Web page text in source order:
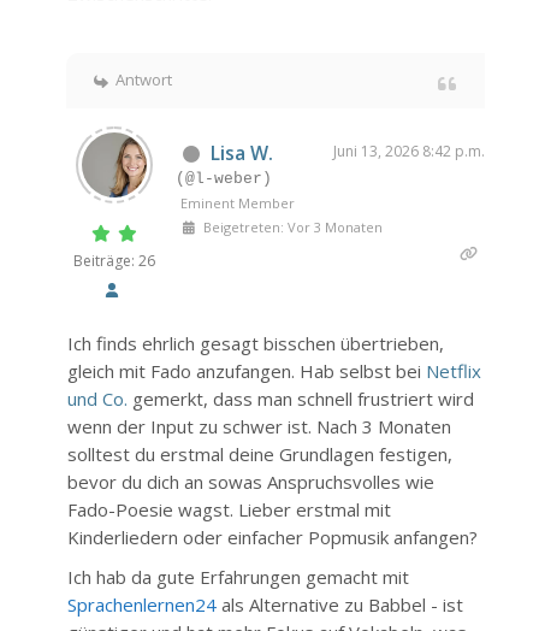
Antwort
Beiträge: 26
Lisa W. Juni 13, 2026 8:42 p.m.
(@l-weber)
Eminent Member
Beigetreten: Vor 3 Monaten
Ich finds ehrlich gesagt bisschen übertrieben,
gleich mit Fado anzufangen. Hab selbst bei Netflix
und Co. gemerkt, dass man schnell frustriert wird
wenn der Input zu schwer ist. Nach 3 Monaten
solltest du erstmal deine Grundlagen festigen,
bevor du dich an sowas Anspruchsvolles wie
Fado-Poesie wagst. Lieber erstmal mit
Kinderliedern oder einfacher Popmusik anfangen?
Ich hab da gute Erfahrungen gemacht mit
Sprachenlernen24als Alternative zu Babbel - ist